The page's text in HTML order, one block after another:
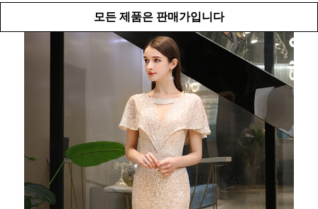
모든 제품은 판매가입니다